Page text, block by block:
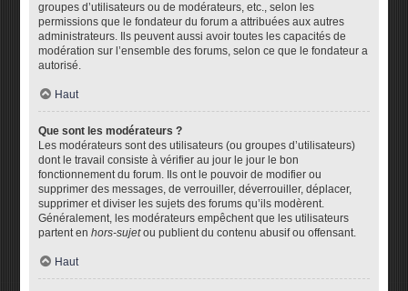
groupes d’utilisateurs ou de modérateurs, etc., selon les
permissions que le fondateur du forum a attribuées aux autres
administrateurs. Ils peuvent aussi avoir toutes les capacités de
modération sur l’ensemble des forums, selon ce que le fondateur a
autorisé.
Haut
Que sont les modérateurs ?
Les modérateurs sont des utilisateurs (ou groupes d’utilisateurs)
dont le travail consiste à vérifier au jour le jour le bon
fonctionnement du forum. Ils ont le pouvoir de modifier ou
supprimer des messages, de verrouiller, déverrouiller, déplacer,
supprimer et diviser les sujets des forums qu’ils modèrent.
Généralement, les modérateurs empêchent que les utilisateurs
partent enhors-sujetou publient du contenu abusif ou offensant.
Haut